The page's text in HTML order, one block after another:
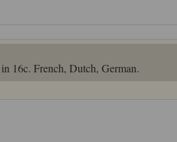
16c. French, Dutch, German.